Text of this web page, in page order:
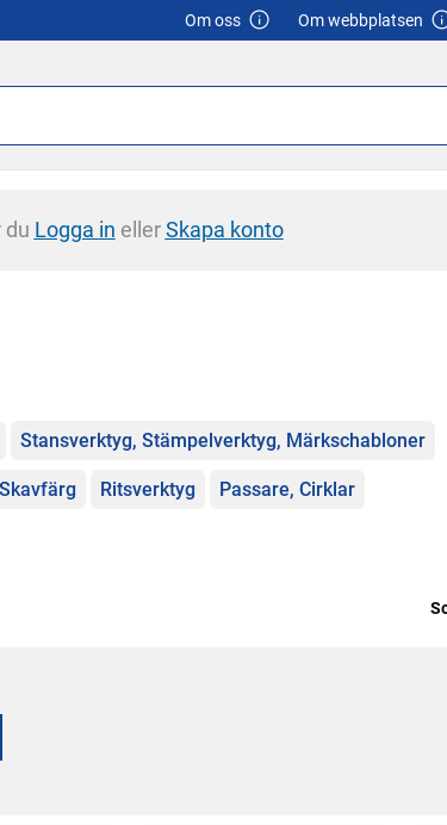
Om oss Om webbplatsen
du Logga in ellerSkapa konto
Stansverktyg, Stämpelverktyg, Märkschabloner
Ritsverktyg Passare, Cirklar